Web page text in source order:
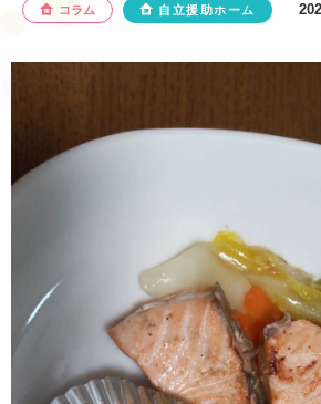
コラム 自立援助ホーム